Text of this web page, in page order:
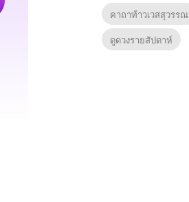
คาถาท้าวเวสสุวรรณ
ดูดวงรายสัปดาห์